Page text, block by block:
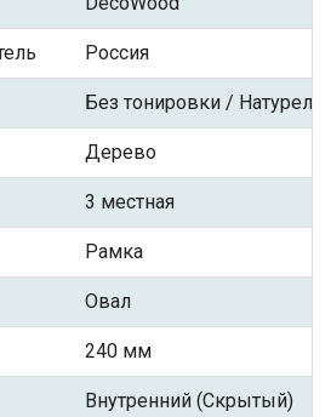
Россия
Без тонировки /
Дерево
3 местная
Рамка
Овал
240 мм
Внутренний (Скрытый)